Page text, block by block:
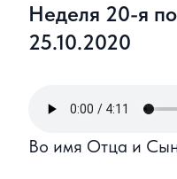
Неделя 20-я
25.10.2020
Во имя Отца и